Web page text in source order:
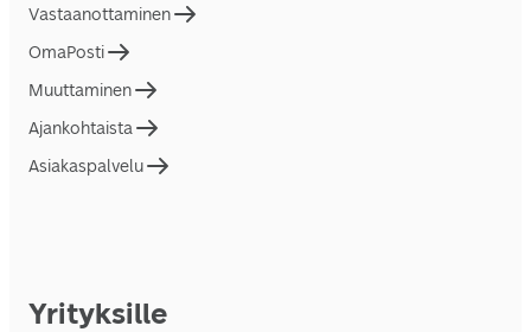
Vastaanottaminen
OmaPosti
Muuttaminen
Ajankohtaista
Asiakaspalvelu
Yrityksille